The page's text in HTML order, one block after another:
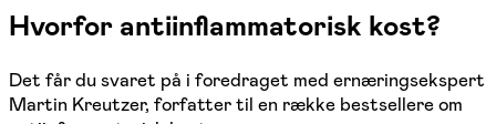
Hvorfor antiinflammatorisk kost?
Det får du svaret på i foredraget med ernæringsekspert
Martin Kreutzer, forfatter til en række bestsellere om